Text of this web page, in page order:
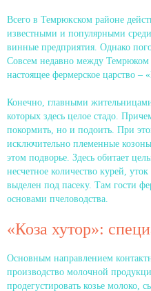
Всего в Темрюкском районе
известными и популярными
винные предприятия. Однако
Совсем недавно между Темрюком
настоящее фермерское царство –
Конечно, главными
которых здесь целое стадо.
покормить, но и подоить. При
исключительно племенные
этом подворье. Здесь обитает
несчетное количество курей,
выделен под пасеку. Там гости
основами пчеловодства.
«Коза хутор»:
Основным направлением
производство молочной
продегустировать козье молоко,